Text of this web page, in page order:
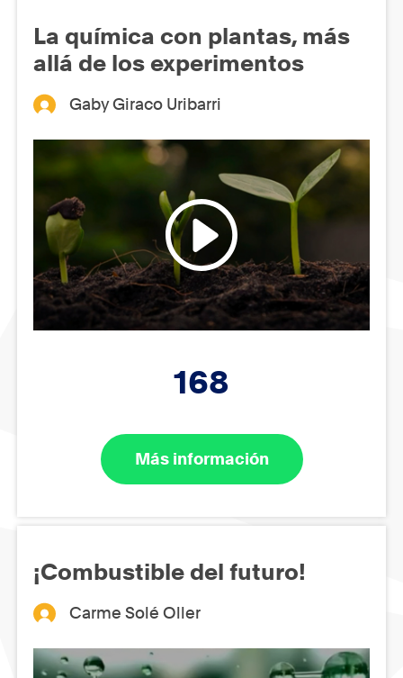
La química con plantas, más
allá de los experimentos
Gaby Giraco Uribarri
168
Más información
¡Combustible del futuro!
Carme Solé Oller